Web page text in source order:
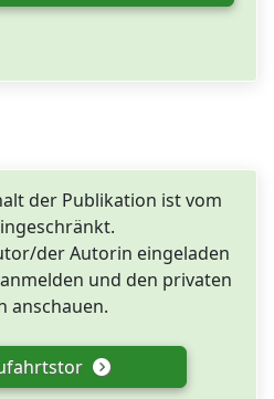
der Publikation ist vom
der Autorin eingeladen
und den privaten
anschauen.